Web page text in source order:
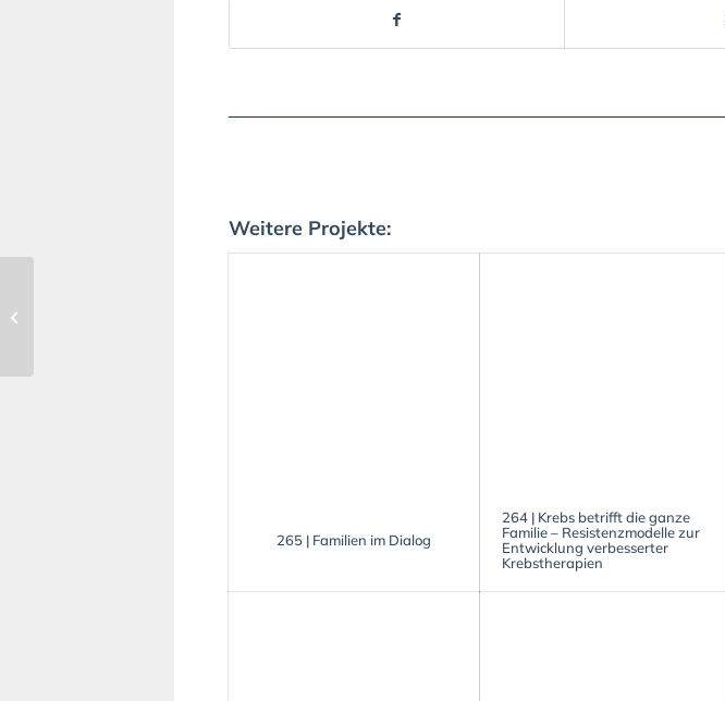
Weitere Projekte:
265 | Familien im Dialog
264 | Krebs betrifft die ganze
Familie – Resistenzmodelle zur
Entwicklung verbesserter
Krebstherapien